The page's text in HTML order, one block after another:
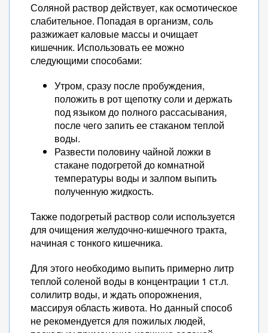
Соляной раствор действует, как осмотическое
слабительное. Попадая в организм, соль
разжижает каловые массы и очищает
кишечник. Использовать ее можно
следующими способами:
Утром, сразу после пробуждения,
положить в рот щепотку соли и держать
под языком до полного рассасывания,
после чего запить ее стаканом теплой
воды.
Развести половину чайной ложки в
стакане подогретой до комнатной
температуры воды и залпом выпить
полученную жидкость.
Также подогретый раствор соли используется
для очищения желудочно-кишечного тракта,
начиная с тонкого кишечника.
Для этого необходимо выпить примерно литр
теплой соленой воды в концентрации 1 ст.л.
солилитр воды, и ждать опорожнения,
массируя область живота. Но данный способ
не рекомендуется для пожилых людей,